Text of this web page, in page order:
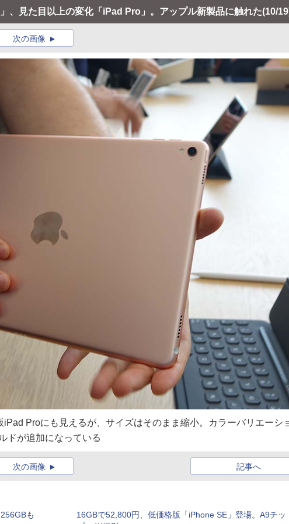
、見た目以上の変化「iPad Pro」。アップル新製品に触れた(10/
次の画像
Proにも見えるが、サイズはそのまま縮小。カラーバリエーシ
ドが追加になっている
記事へ
次の画像
も
16GBで52,800円、低価格版「iPhone SE」登場。A9チッ